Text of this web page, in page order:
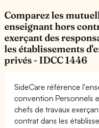
Comparez les
enseignant hors
exerçant des
les établissements
privés - IDCC 1446
SideCare référence
convention Personnels
chefs de travaux
contrat dans les